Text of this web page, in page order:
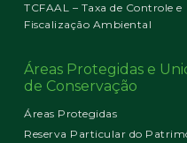
TCFAAL – Taxa de Controle e
Fiscalização Ambiental
Áreas Protegidas e
de Conservação
Áreas Protegidas
Reserva Particular do